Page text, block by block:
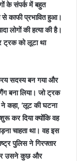
के संपर्क में बहुत
काफी प्रभावित हुआ।
लोगों की हत्या की है।
को लूटा था
सदस्य बन गया और
बना लिया। जो ट्रक
कहा, ‘लूट की घटना
कर दिया क्योंकि वह
चाहता था। वह इस
पुलिस ने गिरफ्तार
उसने कुछ और